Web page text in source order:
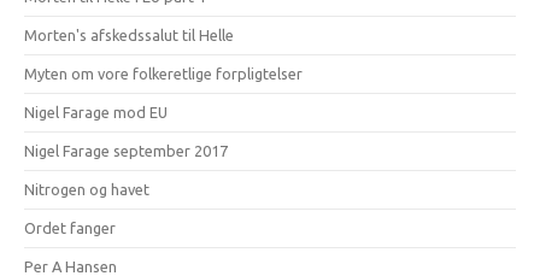
Morten's afskedssalut til Helle
Myten om vore folkeretlige forpligtelser
Nigel Farage mod EU
Nigel Farage september 2017
Nitrogen og havet
Ordet fanger
Per A Hansen